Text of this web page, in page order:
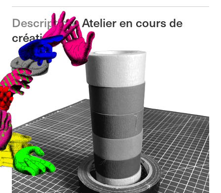
Description :Atelier en cours de
création